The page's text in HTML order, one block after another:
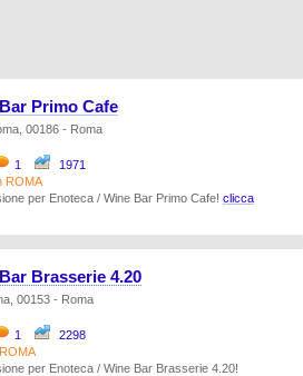
Primo Cafe
00186 - Roma
1
1971
ROMA
per Enoteca / Wine Bar Primo Cafe! clicca
Brasserie 4.20
00153 - Roma
1
2298
per Enoteca / Wine Bar Brasserie 4.20!